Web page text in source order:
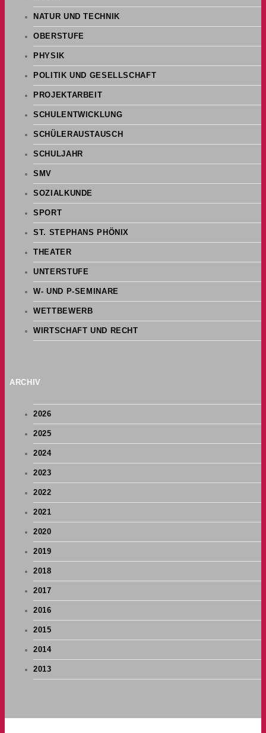
NATUR UND TECHNIK
OBERSTUFE
PHYSIK
POLITIK UND GESELLSCHAFT
PROJEKTARBEIT
SCHULENTWICKLUNG
SCHÜLERAUSTAUSCH
SCHULJAHR
SMV
SOZIALKUNDE
SPORT
ST. STEPHANS PHÖNIX
THEATER
UNTERSTUFE
W- UND P-SEMINARE
WETTBEWERB
WIRTSCHAFT UND RECHT
ARCHIV
2026
2025
2024
2023
2022
2021
2020
2019
2018
2017
2016
2015
2014
2013